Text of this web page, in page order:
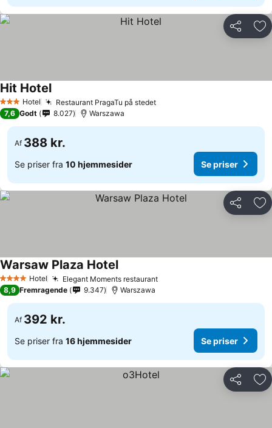
Del
3 StjernerHotel Restaurant PragaTu på stedetSe priser
Hit HotelSe priser
7,6 Godt 8.027 Warszawa
Af 388 kr.
Se priser fra 10 hjemmesider Se priser
Del
4 StjernerHotel Elegant Moments restaurantSe priser
Warsaw Plaza HotelSe priser
8,9 Fremragende 9.347 Warszawa
Af 392 kr.
Se priser fra 16 hjemmesider Se priser
Del